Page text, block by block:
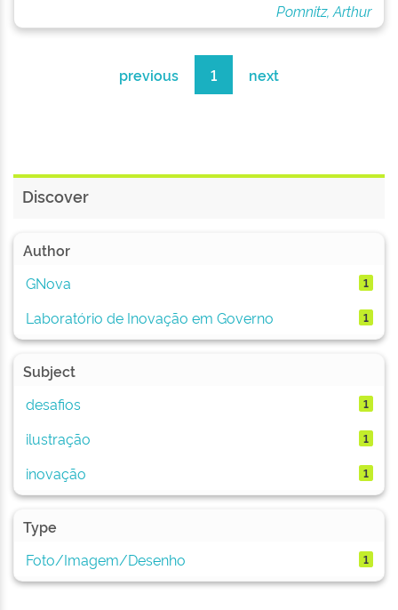
Pomnitz, Arthur
previous 1 next
Discover
Author
GNova
1
Laboratório de Inovação em Governo 1
Subject
desafios
1
ilustração 1
inovação 1
Type
Foto/Imagem/Desenho
1